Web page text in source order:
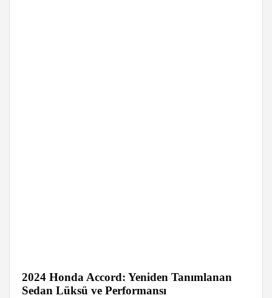
2024 Honda Accord: Yeniden Tanımlanan
Sedan Lüksü ve Performansı